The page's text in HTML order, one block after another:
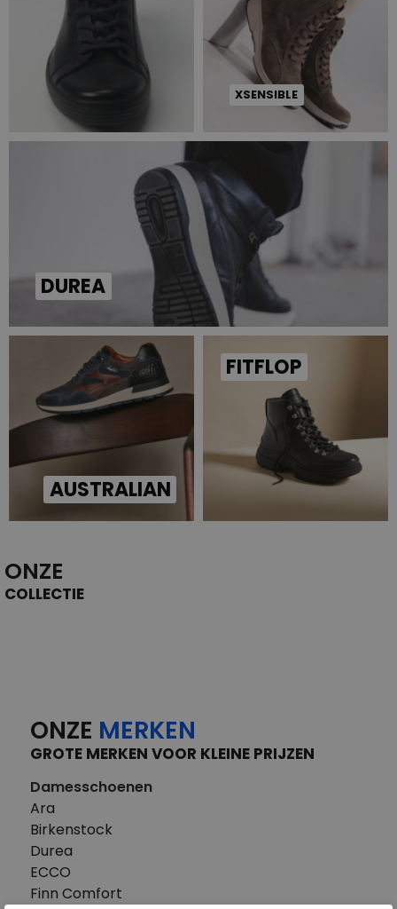
XSENSIBLE
DUREA
AUSTRALIAN
FITFLOP
ONZE
COLLECTIE
ONZE MERKEN
GROTE MERKEN VOOR KLEINE PRIJZEN
Damesschoenen
Ara
Birkenstock
Durea
ECCO
Finn Comfort